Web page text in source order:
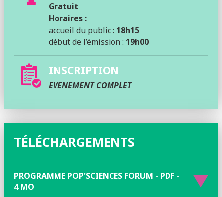
Gratuit
Horaires :
accueil du public : 18h15
début de l’émission : 19h00
INSCRIPTION
EVENEMENT COMPLET
TÉLÉCHARGEMENTS
PROGRAMME POP'SCIENCES FORUM - PDF -
4 MO